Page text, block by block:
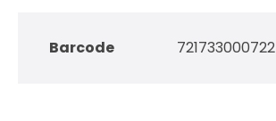
Barcode 721733000722